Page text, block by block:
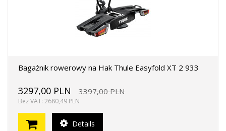
Bagażnik rowerowy na Hak Thule Easyfold XT 2 933
3297,00 PLN 3397,00 PLN
Bez VAT: 2680,49 PLN
Details